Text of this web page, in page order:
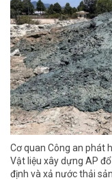
Cơ quan Công an phát
Vật liệu xây dựng AP
định và xả nước thải